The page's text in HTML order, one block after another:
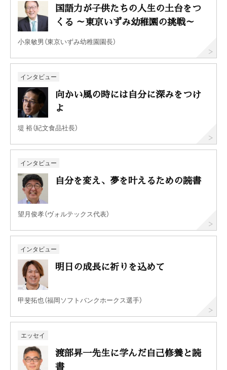
国語力が子供たちの人生の土台をつ
くる ～東京いずみ幼稚園の挑戦～
小泉敏男（東京いずみ幼稚園園長）
インタビュー
向かい風の時には自分に深みをつけ
よ
堤 裕（紀文食品社長）
インタビュー
自分を変え、夢を叶えるための読書
望月俊孝（ヴォルテックス代表）
インタビュー
明日の成長に祈りを込めて
甲斐拓也（福岡ソフトバンクホークス選手）
エッセイ
渡部昇一先生に学んだ自己修養と読
書